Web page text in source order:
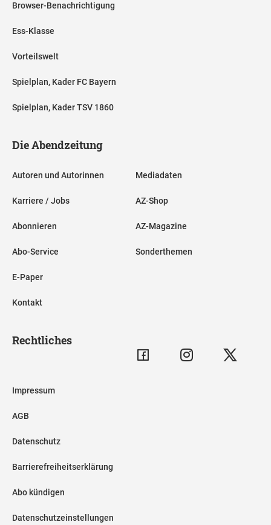
Browser-Benachrichtigung
Ess-Klasse
Vorteilswelt
Spielplan, Kader FC Bayern
Spielplan, Kader TSV 1860
Die Abendzeitung
Autoren und Autorinnen
Karriere / Jobs
Abonnieren
Abo-Service
E-Paper
Kontakt
Mediadaten
AZ-Shop
AZ-Magazine
Sonderthemen
Rechtliches
Impressum
AGB
Datenschutz
Barrierefreiheitserklärung
Abo kündigen
Datenschutzeinstellungen